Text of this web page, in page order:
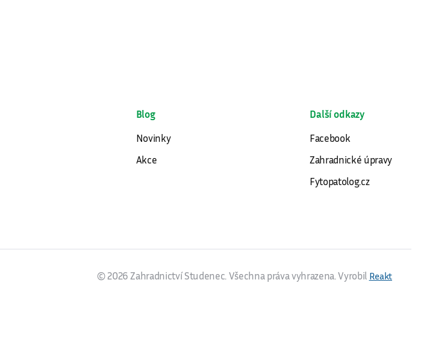
Blog
Novinky
Akce
Další odkazy
Facebook
Zahradnické úpravy
Fytopatolog.cz
© 2026 Zahradnictví Studenec. Všechna práva vyhrazena. Vyrobil Reakt